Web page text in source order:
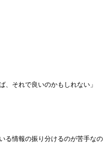
それで良いのかもしれない」
る情報の振り分けるのが苦手なの